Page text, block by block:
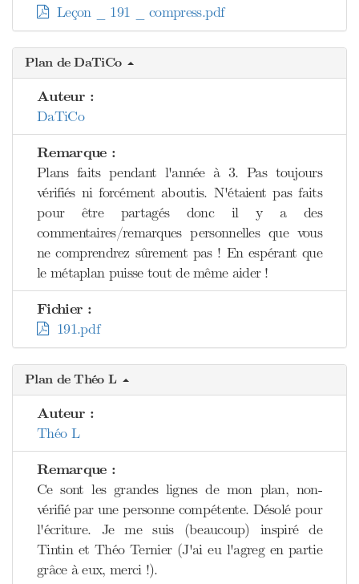
Leçon _ 191 _ compress.pdf
Plan de DaTiCo
Auteur :
DaTiCo
Remarque :
Plans faits pendant l'année à 3. Pas toujours
vérifiés ni forcément aboutis. N'étaient pas faits
pour être partagés donc il y a des
commentaires/remarques personnelles que vous
ne comprendrez sûrement pas ! En espérant que
le métaplan puisse tout de même aider !
Fichier :
191.pdf
Plan de Théo L
Auteur :
Théo L
Remarque :
Ce sont les grandes lignes de mon plan, non-
vérifié par une personne compétente. Désolé pour
l'écriture. Je me suis (beaucoup) inspiré de
Tintin et Théo Ternier (J'ai eu l'agreg en partie
grâce à eux, merci !).